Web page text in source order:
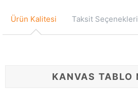
Ürün Kalitesi Taksit Seçenekleri
KANVAS TABLO